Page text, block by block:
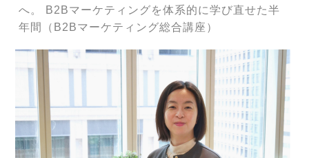
へ。 B2Bマーケティングを体系的に学び直せた半
年間（B2Bマーケティング総合講座）